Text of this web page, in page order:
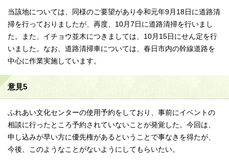
当該地については、同様のご要望があり令和元年9月18日に道路清
掃を行っておりましたが、再度、10月7日に道路清掃を行いまし
た。また、イチョウ並木につきましては、10月15日にせん定を行
いました。なお、道路清掃車については、春日市内の幹線道路を
中心に作業実施しています。
意見5
ふれあい文化センターの使用予約をしており、事前にイベントの
相談に行ったところ予約されていないことが発覚した。今回は、
申し込みが早い方に優先権があるということで事なきを得たが、
今後、このようなことがないようにしてもらいたい。